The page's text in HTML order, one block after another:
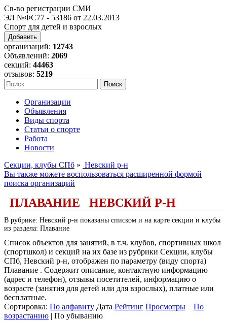
Св-во регистрации СМИ
ЭЛ №ФС77 - 53186 от 22.03.2013
Спорт для детей и взрослых
Добавить
организаций: 12743
Объявлений: 2069
секций: 44463
отзывов: 5219
Организации
Объявления
Виды спорта
Статьи о спорте
Работа
Новости
Секции, клубы СПб » Невский р-н
Вы также можете воспользоваться расширенной формой
поиска организаций
ПЛАВАНИЕ НЕВСКИЙ Р-Н
В рубрике: Невский р-н показаны списком и на карте секции и клубы
из раздела: Плавание
Список объектов для занятий, в т.ч. клубов, спортивных школ
(спортшкол) и секций на их базе из рубрики Секции, клубы
СПб, Невский р-н, отображен по параметру (виду спорта)
Плавание . Содержит описание, контактную информацию
(адрес и телефон), отзывы посетителей, информацию о
возрасте (занятия для детей или для взрослых), платные или
бесплатные.
Сортировка: По алфавиту Дата Рейтинг Просмотры
По
возрастанию | По убыванию